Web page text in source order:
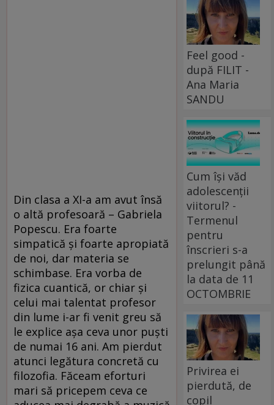
Din clasa a XI-a am avut însă
o altă profesoară – Gabriela
Popescu. Era foarte
simpatică și foarte apropiată
de noi, dar materia se
schimbase. Era vorba de
fizica cuantică, or chiar și
celui mai talentat profesor
din lume i-ar fi venit greu să
le explice așa ceva unor puști
de numai 16 ani. Am pierdut
atunci legătura concretă cu
filozofia. Făceam eforturi
mari să pricepem ceva ce
Feel good -
după FILIT -
Ana Maria
SANDU
Cum își văd
adolescenții
viitorul? -
Termenul
pentru
înscrieri s-a
prelungit până
la data de 11
OCTOMBRIE
Privirea ei
pierdută, de
copil